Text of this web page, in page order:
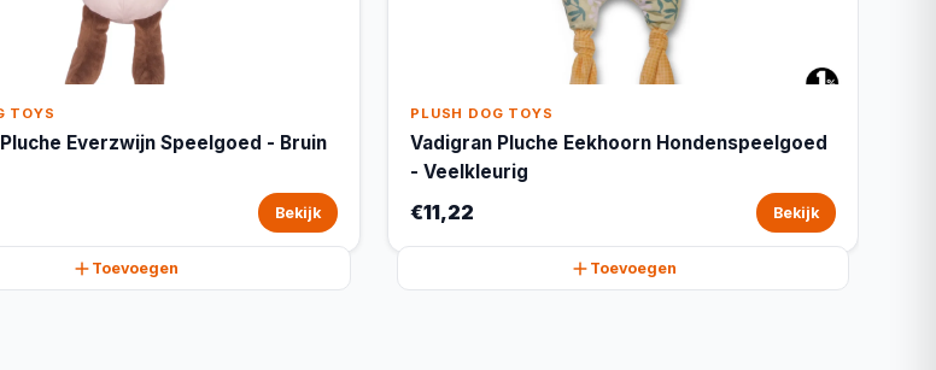
TOYS
Everzwijn Speelgoed - Bruin
Bekijk
Toevoegen
PLUSH DOG TOYS
Vadigran Pluche Eekhoorn Hondenspeelgoed
- Veelkleurig
€11,22 Bekijk
Toevoegen